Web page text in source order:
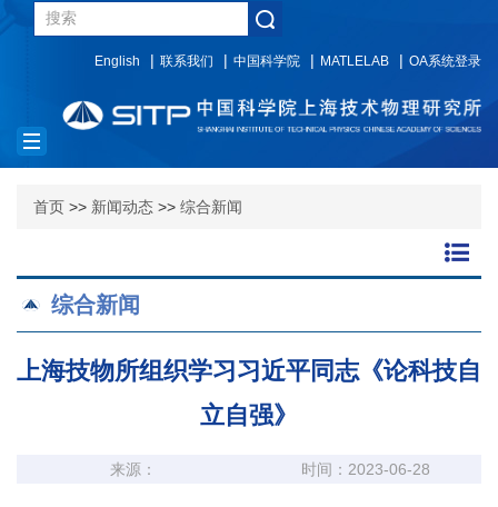
English 联系我们 中国科学院 MATLELAB OA系统登录
Toggle
navigation
首页 >> 新闻动态 >> 综合新闻
综合新闻
上海技物所组织学习习近平同志《论科技自
立自强》
来源： 时间：2023-06-28